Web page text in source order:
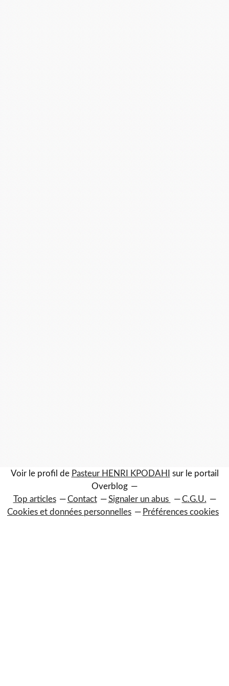
Voir le profil de Pasteur HENRI KPODAHI
sur le portail
Overblog
Top articles
Contact Signaler un abus
C.G.U.
Cookies et données personnelles
Préférences cookies